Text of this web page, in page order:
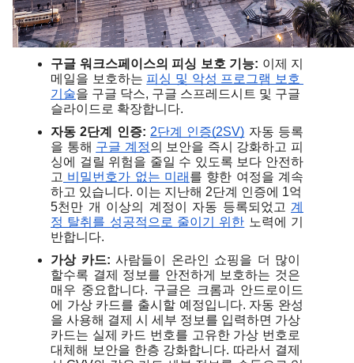
구글 워크스페이스의 피싱 보호 기능: 이제 지
메일을 보호하는 피싱 및 악성 프로그램 보호
기술을 구글 닥스, 구글 스프레드시트 및 구글
슬라이드로 확장합니다.
자동 2단계 인증: 2단계 인증(2SV) 자동 등록
을 통해 구글 계정의 보안을 즉시 강화하고 피
싱에 걸릴 위험을 줄일 수 있도록 보다 안전하
고 비밀번호가 없는 미래 를 향한 여정을 계속
하고 있습니다. 이는 지난해 2단계 인증에 1억
5천만 개 이상의 계정이 자동 등록되었고 계
정 탈취를 성공적으로 줄이기 위한 노력에 기
반합니다.
가상 카드: 사람들이 온라인 쇼핑을 더 많이
할수록 결제 정보를 안전하게 보호하는 것은
매우 중요합니다. 구글은 크롬과 안드로이드
에 가상 카드를 출시할 예정입니다. 자동 완성
을 사용해 결제 시 세부 정보를 입력하면 가상
카드는 실제 카드 번호를 고유한 가상 번호로
대체해 보안을 한층 강화합니다. 따라서 결제